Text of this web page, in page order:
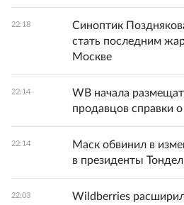
22:18
Синоптик
стать последним
Москве
22:14
WB начала
продавцов справки
22:14
Маск обвинил в
в президенты
22:03
Wildberries